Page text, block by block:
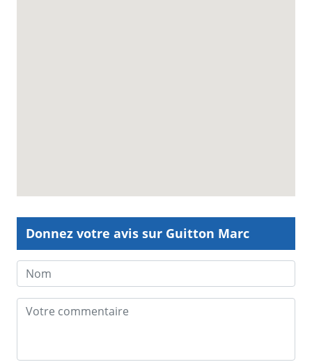
Donnez votre avis sur Guitton Marc